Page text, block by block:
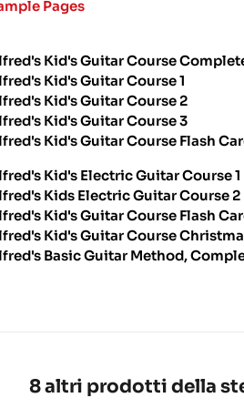
Pages
Kid's Guitar Course
Kid's Guitar Course 1
Kid's Guitar Course 2
Kid's Guitar Course 3
Kid's Guitar Course Flash
Kid's Electric Guitar Course 1
Kids Electric Guitar Course 2
Kid's Guitar Course Flash
Kid's Guitar Course
Basic Guitar Method,
8 altri prodotti della